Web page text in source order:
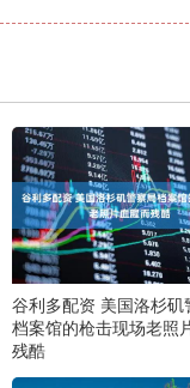
谷利多配资 美国洛杉矶
档案馆的枪击现场老照
残酷